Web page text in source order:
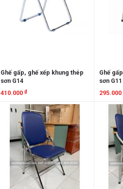
Ghế gấp, ghế xếp khung thép
sơn G14
410.000 ₫
Xem chi tiết
Ghế
sơn G11
295.000
Xem